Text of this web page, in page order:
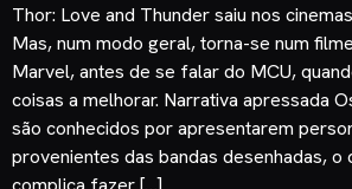
Thor: Love and Thunder saiu nos
Mas, num modo geral, torna-se num
Marvel, antes de se falar do MCU,
coisas a melhorar. Narrativa apressada
são conhecidos por apresentarem
provenientes das bandas desenhadas, o